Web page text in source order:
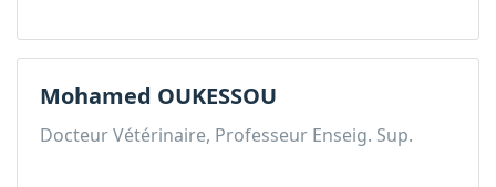
Mohamed OUKESSOU
Docteur Vétérinaire, Professeur Enseig. Sup.